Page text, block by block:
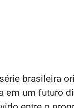
brasileira
em um futuro